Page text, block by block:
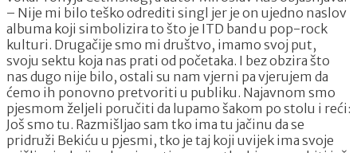
– Nije mi bilo teško odrediti singl jer je on ujedno naslov
albuma koji simbolizira to što je ITD band u pop-rock
kulturi. Drugačije smo mi društvo, imamo svoj put,
svoju sektu koja nas prati od početaka. I bez obzira što
nas dugo nije bilo, ostali su nam vjerni pa vjerujem da
ćemo ih ponovno pretvoriti u publiku. Najavnom smo
pjesmom željeli poručiti da lupamo šakom po stolu i reći:
Još smo tu. Razmišljao sam tko ima tu jačinu da se
pridruži Bekiću u pjesmi, tko je taj koji uvijek ima svoje